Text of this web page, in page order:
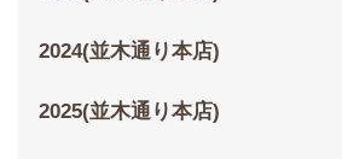
2024(並木通り本店)
2025(並木通り本店)